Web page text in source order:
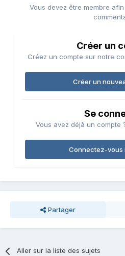
Vous devez être membre
Créer un
Créez un compte sur notre
Créer un
Se
Vous avez déjà un compte
Connectez-vous
Partager
Aller sur la liste des sujets